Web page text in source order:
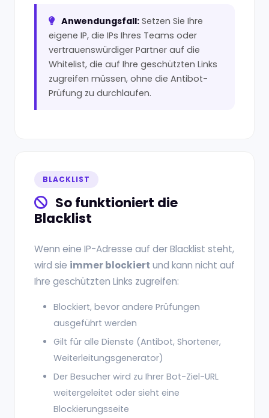
Anwendungsfall: Setzen Sie Ihre
eigene IP, die IPs Ihres Teams oder
vertrauenswürdiger Partner auf die
Whitelist, die auf Ihre geschützten Links
zugreifen müssen, ohne die Antibot-
Prüfung zu durchlaufen.
BLACKLIST
So funktioniert die
Blacklist
Wenn eine IP-Adresse auf der Blacklist steht,
wird sie immer blockiert und kann nicht auf
Ihre geschützten Links zugreifen:
Blockiert, bevor andere Prüfungen
ausgeführt werden
Gilt für alle Dienste (Antibot, Shortener,
Weiterleitungsgenerator)
Der Besucher wird zu Ihrer Bot-Ziel-URL
weitergeleitet oder sieht eine
Blockierungsseite